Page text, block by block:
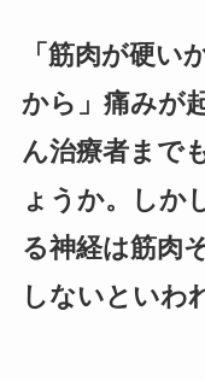
「筋肉が硬い
から」痛みが
ん治療者まで
ょうか。しか
る神経は筋肉
しないといわ